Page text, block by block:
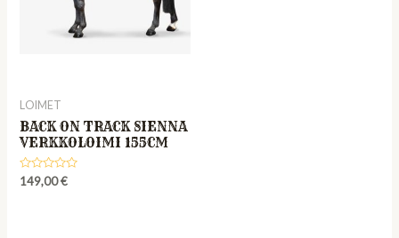
LOIMET
BACK ON TRACK SIENNA
VERKKOLOIMI 155CM
Rated
0
149,00€